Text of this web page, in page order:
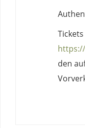
den